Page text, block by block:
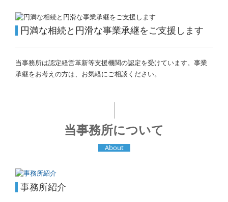
円満な相続と円滑な事業承継をご支援します
当事務所は認定経営革新等支援機関の認定を受けています。事業
承継をお考えの方は、お気軽にご相談ください。
当事務所について
About
事務所紹介